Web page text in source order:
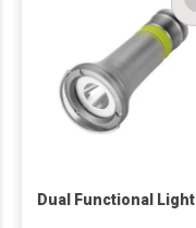
Dual Functional Light